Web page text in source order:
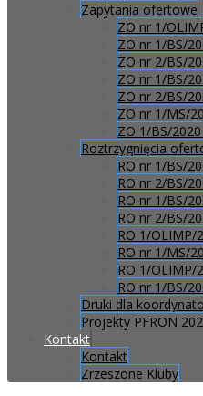
Zapytania ofertowe
ZO nr 1/
ZO nr 1/BS/
ZO nr 2/BS/
ZO nr 1/BS/
ZO nr 2/BS/
ZO nr 1/MS/
ZO 1/BS/
Roztrzygnięcia
RO nr 1/BS/
RO nr 2/BS/
RO nr 1/BS/
RO nr 2/BS/
RO 1/OLIMP/
RO nr 1/MS/
RO 1/OLIMP/
RO nr 1/BS/
Druki dla
Projekty PFRON
Kontakt
Kontakt
Zrzeszone Kluby